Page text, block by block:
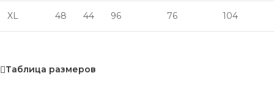
XL 48 44 96 76 104
Таблица размеров